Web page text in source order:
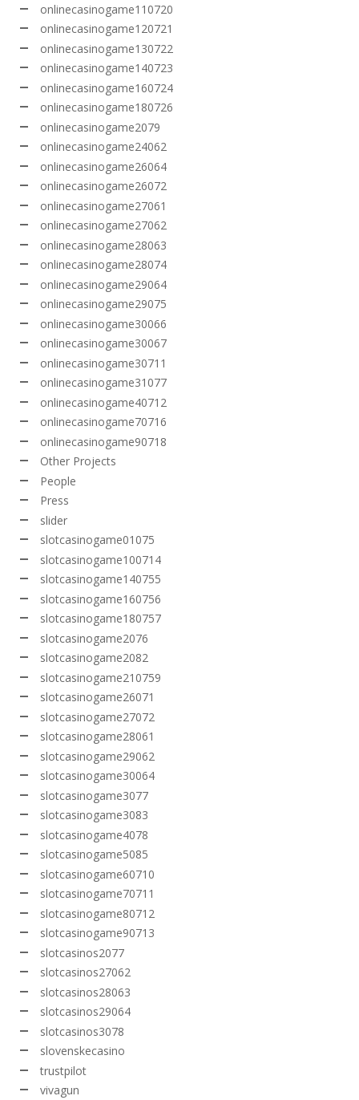
onlinecasinogame110720
onlinecasinogame120721
onlinecasinogame130722
onlinecasinogame140723
onlinecasinogame160724
onlinecasinogame180726
onlinecasinogame2079
onlinecasinogame24062
onlinecasinogame26064
onlinecasinogame26072
onlinecasinogame27061
onlinecasinogame27062
onlinecasinogame28063
onlinecasinogame28074
onlinecasinogame29064
onlinecasinogame29075
onlinecasinogame30066
onlinecasinogame30067
onlinecasinogame30711
onlinecasinogame31077
onlinecasinogame40712
onlinecasinogame70716
onlinecasinogame90718
Other Projects
People
Press
slider
slotcasinogame01075
slotcasinogame100714
slotcasinogame140755
slotcasinogame160756
slotcasinogame180757
slotcasinogame2076
slotcasinogame2082
slotcasinogame210759
slotcasinogame26071
slotcasinogame27072
slotcasinogame28061
slotcasinogame29062
slotcasinogame30064
slotcasinogame3077
slotcasinogame3083
slotcasinogame4078
slotcasinogame5085
slotcasinogame60710
slotcasinogame70711
slotcasinogame80712
slotcasinogame90713
slotcasinos2077
slotcasinos27062
slotcasinos28063
slotcasinos29064
slotcasinos3078
slovenskecasino
trustpilot
vivagun